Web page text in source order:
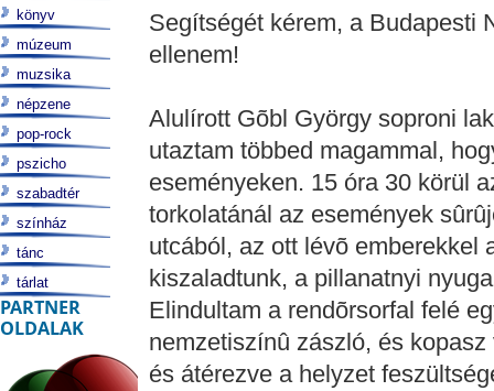
Segítségét kérem, a Budapesti
ellenem!
Alulírott Gõbl György soproni
utaztam többed magammal,
eseményeken. 15 óra 30 körül
torkolatánál az események
utcából, az ott lévõ emberekkel
kiszaladtunk, a pillanatnyi
Elindultam a rendõrsorfal felé
nemzetiszínû zászló, és
és átérezve a helyzet
könyv
múzeum
muzsika
népzene
pop-rock
pszicho
szabadtér
színház
tánc
tárlat
PARTNER
OLDALAK